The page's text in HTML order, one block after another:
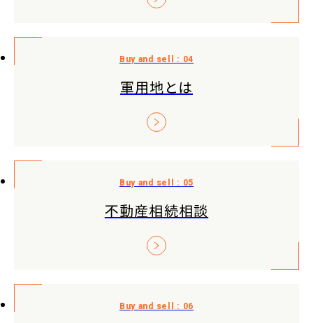
軍用地とは
不動産相続相談